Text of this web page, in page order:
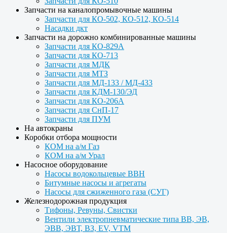
Запчасти на каналопромывочные машины
Запчасти для КО-502, КО-512, КО-514
Насадки дкт
Запчасти на дорожно комбинированные машины
Запчасти для КО-829А
Запчасти для КО-713
Запчасти для МДК
Запчасти для МТЗ
Запчасти для МД-133 / МД-433
Запчасти для КДМ-130/ЭД
Запчасти для КО-206А
Запчасти для СнП-17
Запчасти для ПУМ
На автокраны
Коробки отбора мощности
КОМ на а/м Газ
КОМ на а/м Урал
Насосное оборудование
Насосы водокольцевые ВВН
Битумные насосы и агрегаты
Насосы для сжиженного газа (СУГ)
Железнодорожная продукция
Тифоны, Ревуны, Свистки
Вентили электропневматические типа ВВ, ЭВ,
ЭВВ, ЭВТ, ВЗ, EV, VTM